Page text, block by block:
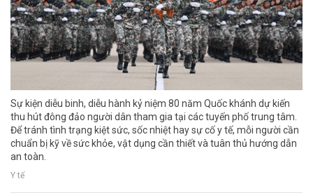
Sự kiện diễu binh, diễu hành kỷ niệm 80 năm Quốc khánh dự kiến
thu hút đông đảo người dân tham gia tại các tuyến phố trung tâm.
Để tránh tình trạng kiệt sức, sốc nhiệt hay sự cố y tế, mỗi người cần
chuẩn bị kỹ về sức khỏe, vật dụng cần thiết và tuân thủ hướng dẫn
an toàn.
Y tế